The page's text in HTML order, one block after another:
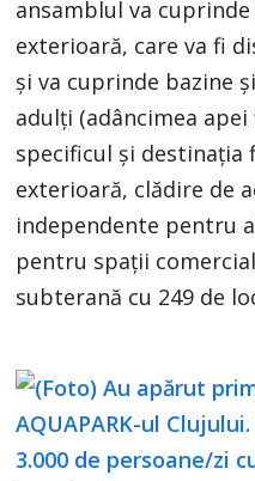
ansamblul va
exterioară, care va fi
și va cuprinde bazine
adulți (adâncimea
specificul și destinația
exterioară, clădire de
independente pentru
pentru spații
subterană cu 249 de